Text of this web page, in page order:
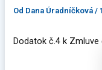
Od Dana Úradníčková/
Dodatok č.4 k